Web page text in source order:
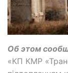
Об этом
«КП КМР